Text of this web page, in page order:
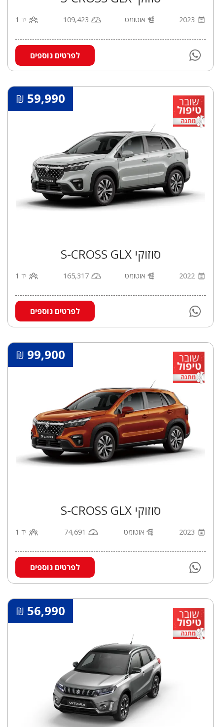
2023 אוטומט 109,423 יד 1
לפרטים נוספים
59,990
₪
סוזוקי S-CROSS GLX
2022 אוטומט 165,317 יד 1
לפרטים נוספים
99,900
₪
סוזוקי S-CROSS GLX
2023 אוטומט 74,691 יד 1
לפרטים נוספים
56,990
₪